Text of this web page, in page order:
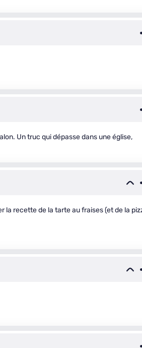
Un truc qui dépasse dans une église,
la recette de la tarte au fraises (et de la